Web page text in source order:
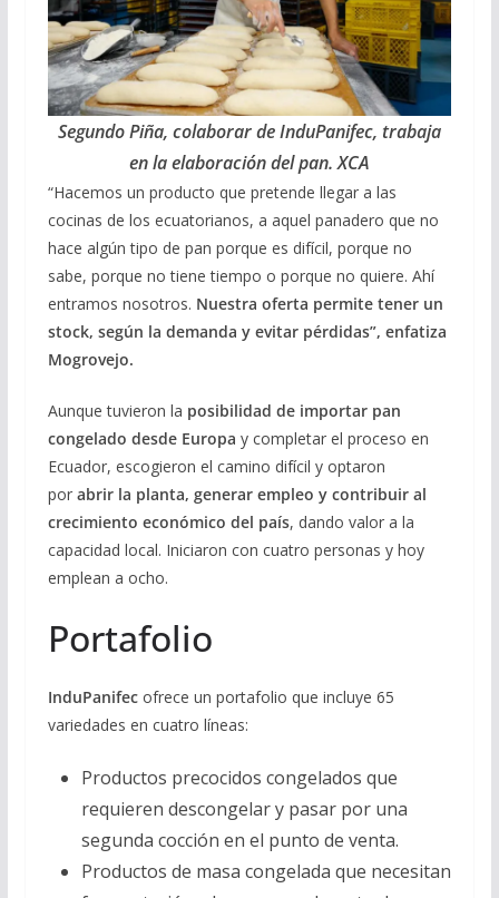
Segundo Piña, colaborar de InduPanifec, trabaja
en la elaboración del pan. XCA
“Hacemos un producto que pretende llegar a las
cocinas de los ecuatorianos, a aquel panadero que no
hace algún tipo de pan porque es difícil, porque no
sabe, porque no tiene tiempo o porque no quiere. Ahí
entramos nosotros. Nuestra oferta permite tener un
stock, según la demanda y evitar pérdidas”, enfatiza
Mogrovejo.
Aunque tuvieron la posibilidad de importar pan
congelado desde Europa y completar el proceso en
Ecuador, escogieron el camino difícil y optaron
por abrir la planta, generar empleo y contribuir al
crecimiento económico del país, dando valor a la
capacidad local. Iniciaron con cuatro personas y hoy
emplean a ocho.
Portafolio
InduPanifec ofrece un portafolio que incluye 65
variedades en cuatro líneas:
Productos precocidos congelados que
requieren descongelar y pasar por una
segunda cocción en el punto de venta.
Productos de masa congelada que necesitan